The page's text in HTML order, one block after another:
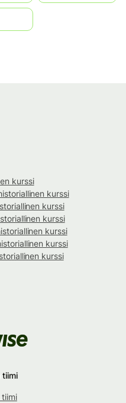
kurssi
kurssi
kurssi
kurssi
kurssi
kurssi
kurssi
tiimi
tiimi